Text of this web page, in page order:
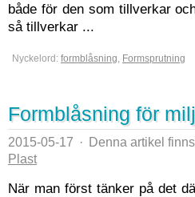
både för den som tillverkar
så tillverkar ...
Nyckelord: formblåsning, Formsprutning
Formblåsning för
2015-05-17 · Denna artikel
Plast
När man först tänker på det